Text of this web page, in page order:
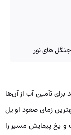
های نور
برای تأمین آب از آن‌ها
زمان صعود اوایل
و یخ پیمایش مسیر را